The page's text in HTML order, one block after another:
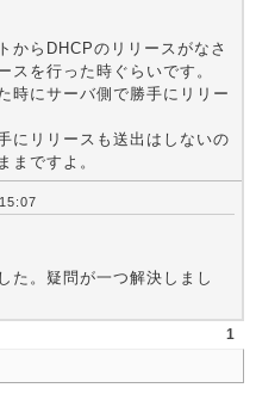
からDHCPのリリースがなさ
スを行った時ぐらいです。
時にサーバ側で勝手にリリー
にリリースも送出はしないの
まですよ。
た。疑問が一つ解決しまし
1